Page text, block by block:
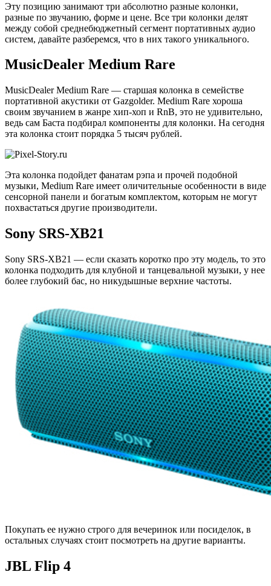
Эту позицию занимают три абсолютно разные колонки,
разные по звучанию, форме и цене. Все три колонки делят
между собой среднебюджетный сегмент портативных аудио
систем, давайте разберемся, что в них такого уникального.
MusicDealer Medium Rare
MusicDealer Medium Rare — старшая колонка в семействе
портативной акустики от Gazgolder. Medium Rare хороша
своим звучанием в жанре хип-хоп и RnB, это не удивительно,
ведь сам Баста подбирал компоненты для колонки. На сегодня
эта колонка стоит порядка 5 тысяч рублей.
Эта колонка подойдет фанатам рэпа и прочей подобной
музыки, Medium Rare имеет оличительные особенности в виде
сенсорной панели и богатым комплектом, которым не могут
похвастаться другие производители.
Sony SRS-XB21
Sony SRS-XB21 — если сказать коротко про эту модель, то это
колонка подходить для клубной и танцевальной музыки, у нее
более глубокий бас, но никудышные верхние частоты.
Покупать ее нужно строго для вечеринок или посиделок, в
остальных случаях стоит посмотреть на другие варианты.
JBL Flip 4